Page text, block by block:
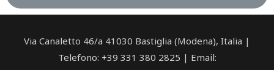
Via Canaletto 46/a 41030 Bastiglia (Modena), Italia |
Telefono: +39 331 380 2825 | Email: